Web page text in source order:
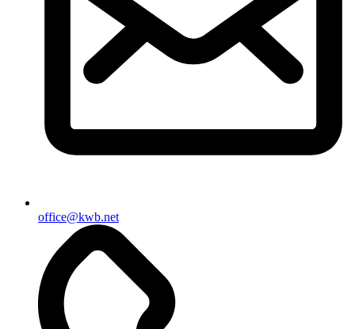
office@kwb.net